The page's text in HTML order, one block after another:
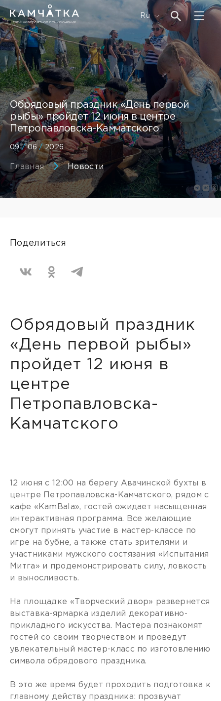
Ru
Обрядовый праздник «День первой
рыбы» пройдет 12 июня в центре
Петропавловска-Камчатского
09/06/2026
Главная Новости
Поделиться
Обрядовый праздник
«День первой рыбы»
пройдет 12 июня в
центре
Петропавловска-
Камчатского
12 июня с 12:00 на берегу Авачинской бухты в
центре Петропавловска-Камчатского, рядом с
кафе «KamBala», гостей ожидает насыщенная
интерактивная программа. Все желающие
смогут принять участие в мастер-классе по
игре на бубне, а также стать зрителями и
участниками мужского состязания «Испытания
Митга» и продемонстрировать силу, ловкость
и выносливость.
На площадке «Творческий двор» развернется
выставка-ярмарка изделий декоративно-
прикладного искусства. Мастера познакомят
гостей со своим творчеством и проведут
увлекательный мастер-класс по изготовлению
символа обрядового праздника.
В это же время будет проходить подготовка к
главному действу праздника: прозвучат